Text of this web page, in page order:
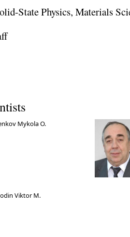
State Physics, Materials
Mykola O.
Viktor M.